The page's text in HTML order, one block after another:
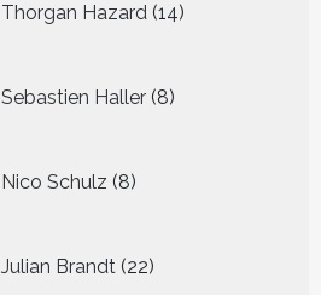
Thorgan Hazard 14
producten
Sebastien Haller 8
producten
Nico Schulz 8
producten
Julian Brandt 22
producten